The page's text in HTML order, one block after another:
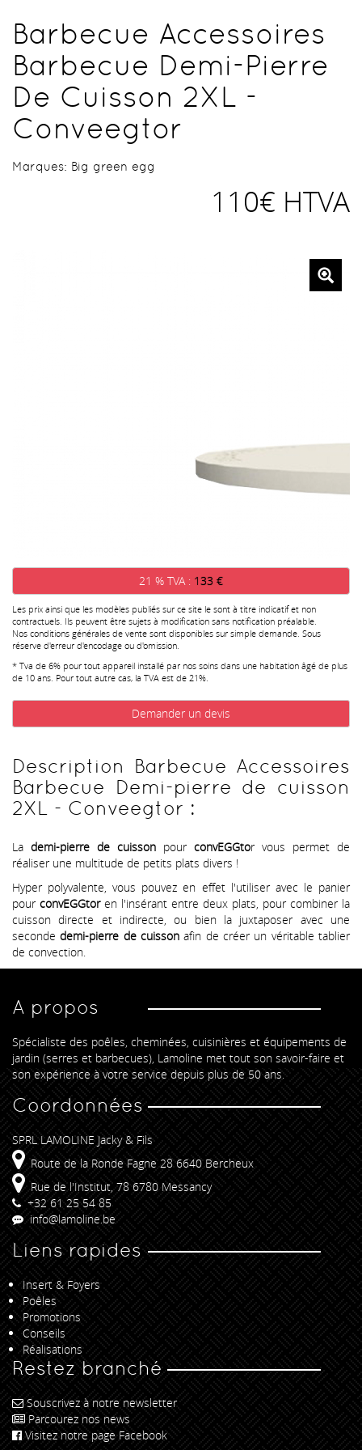
Barbecue Accessoires
Barbecue Demi-Pierre
De Cuisson 2XL -
Conveegtor
Marques: Big green egg
110€ HTVA
21 % TVA : 133 €
Les prix ainsi que les modèles publiés sur ce site le sont à titre indicatif et non
contractuels. Ils peuvent être sujets à modification sans notification préalable.
Nos conditions générales de vente sont disponibles sur simple demande. Sous
réserve d'erreur d'encodage ou d'omission.
* Tva de 6% pour tout appareil installé par nos soins dans une habitation âgé de plus
de 10 ans. Pour tout autre cas, la TVA est de 21%.
Demander un devis
Description Barbecue Accessoires
Barbecue Demi-pierre de cuisson
2XL - Conveegtor :
La demi-pierre de cuisson pour convEGGtor vous permet de
réaliser une multitude de petits plats divers !
Hyper polyvalente, vous pouvez en effet l'utiliser avec le panier
pour convEGGtoren l'insérant entre deux plats, pour combiner la
cuisson directe et indirecte, ou bien la juxtaposer avec une
secondedemi-pierre de cuisson afin de créer un véritable tablier
de convection.
A propos
Spécialiste des poêles, cheminées, cuisinières et équipements de
jardin (serres et barbecues), Lamoline met tout son savoir-faire et
son expérience à votre service depuis plus de 50 ans.
Coordonnées
SPRL LAMOLINE Jacky & Fils
Route de la Ronde Fagne 28 6640 Bercheux
Rue de l'Institut, 78 6780 Messancy
+32 61 25 54 85
info@lamoline.be
Liens rapides
Insert & Foyers
Poêles
Promotions
Conseils
Réalisations
Restez branché
Souscrivez à notre newsletter
Parcourez nos news
Visitez notre page Facebook